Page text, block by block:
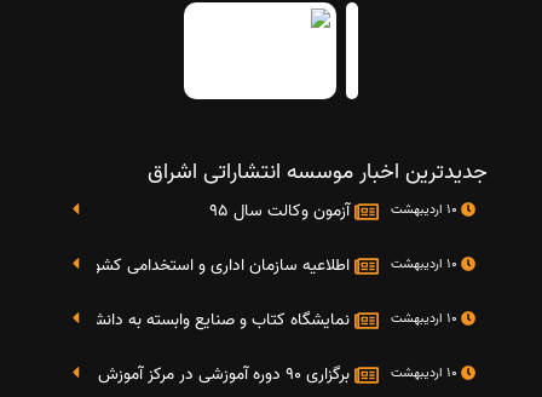
جدیدترین اخبار موسسه انتشاراتی اشراق
آزمون وکالت سال 95
اطلاعیه سازمان اداری و استخدامی کشور در خصوص
نمایشگاه کتاب و صنایع وابسته به دانشگاه صنعتی شریف 4 الی 8 مهر
برگزاری 90 دوره آموزشی در مرکز آموزش فرهنگی دانشگاه علامه